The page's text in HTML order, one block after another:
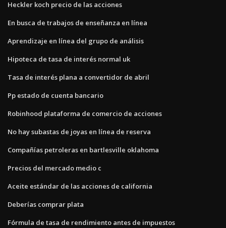
Heckler koch precio de las acciones
En busca de trabajos de enseñanza en línea
Aprendizaje en línea del grupo de análisis
Hipoteca de tasa de interés normal uk
Tasa de interés plana a convertidor de abril
Pp estado de cuenta bancario
Robinhood plataforma de comercio de acciones
No hay subastas de joyas en línea de reserva
Compañías petroleras en bartlesville oklahoma
Precios del mercado medio c
Aceite estándar de las acciones de california
Deberías comprar plata
Fórmula de tasa de rendimiento antes de impuestos